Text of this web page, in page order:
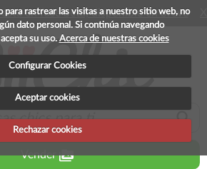
para rastrear las visitas a nuestro sitio web, no
dato personal. Si continúa navegando
su uso. Acerca de nuestras cookies
Configurar Cookies
Aceptar cookies
Rechazar cookies
esta en fase beta, disponible en breve
search
Venderperm_media